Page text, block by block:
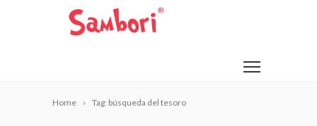
Home Tag: búsqueda del tesoro